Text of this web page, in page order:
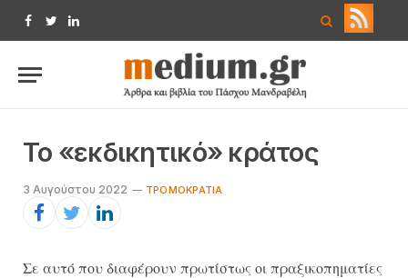
Facebook
TwitterLinkedIn
Το «εκδικητικό» κράτος
3 Αυγούστου 2022 TΡΟΜΟΚΡΑΤΊΑ
Σε αυτό που διαφέρουν πρωτίστως οι πραξικοπηματίες